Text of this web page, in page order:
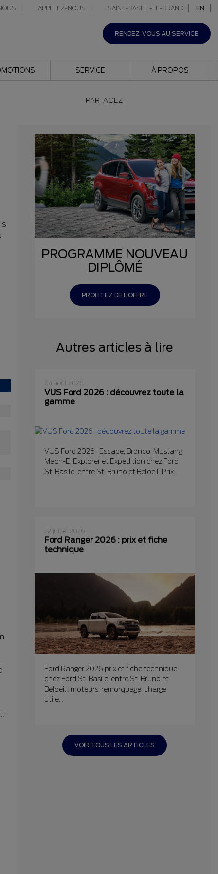
APPELEZ-NOUS SAINT-BASILE-LE-GRAND EN
RENDEZ-VOUS AU SERVICE
SERVICE À PROPOS
PARTAGEZ
PROGRAMME NOUVEAU
DIPLÔMÉ
PROFITEZ DE L'OFFRE
Autres articles à lire
04 août 2026
VUS Ford 2026 : découvrez toute la
gamme
VUS Ford 2026 : Escape, Bronco, Mustang
Mach-E, Explorer et Expedition chez Ford
St-Basile, entre St-Bruno et Beloeil. Prix...
22 juillet 2026
Ford Ranger 2026 : prix et fiche
technique
Ford Ranger 2026 prix et fiche technique
chez Ford St-Basile, entre St-Bruno et
Beloeil : moteurs, remorquage, charge
utile...
VOIR TOUS LES ARTICLES